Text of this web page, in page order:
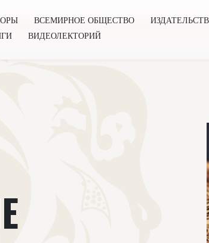
ВСЕМИРНОЕ ОБЩЕСТВО
ВИДЕОЛЕКТОРИЙ